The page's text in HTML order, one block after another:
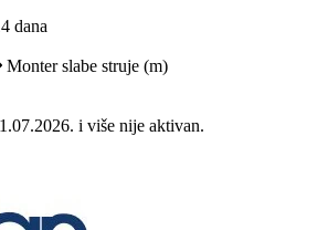
dana
Monter slabe struje (m)
i više nije aktivan.